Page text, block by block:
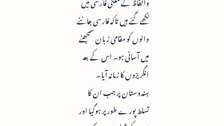
لکھے گئے ہیں تاکہ فارسی جاننے
والوں کو مقامی زبان سمجھنے
میں آسانی ہو۔ اس کے بعد
انگریزوں کا زمانہ آیا۔
ہندوستان پر جب ان کا
تسلط پورے طور پر ہوگیا اور